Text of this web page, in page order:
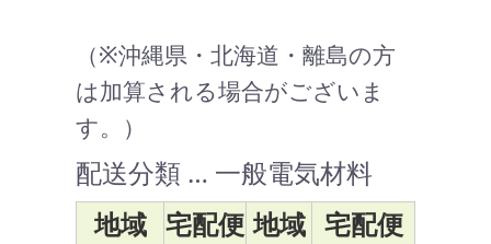
（※沖縄県・北海道・離島の方
は加算される場合がございま
す。）
配送分類 … 一般電気材料
地域 宅配便 地域 宅配便